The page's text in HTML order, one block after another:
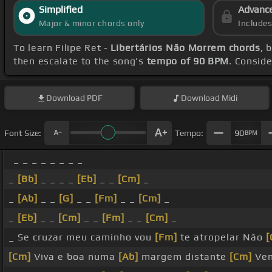
Simplified
Major & minor chords only
To learn Filipe Ret - Libertários Não Morrem chords,
then escalate to the song's tempo of 90 BPM.
Download PDF Download Midi
Font Size: Tempo: 90BPM
[Bb] [Eb] [Cm]
[Ab] [G] [Fm] [Cm]
[Eb] [Cm] [Fm] [Cm]
_ Se cruzar meu caminho vou [Fm] te atropelar Não
[Cm] Viva e boa numa [Ab] margem distante [Cm]